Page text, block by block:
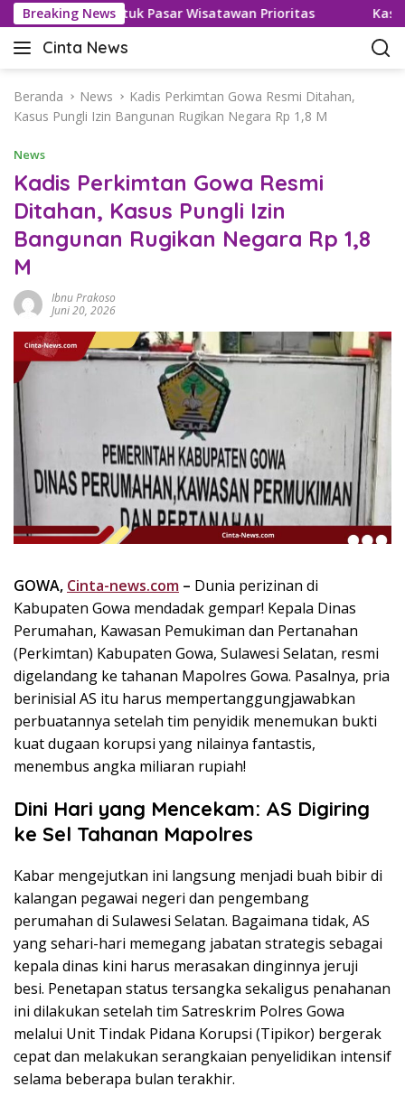
a
Breaking News
Visa untuk Pasar Wisatawan Prioritas Kasus
Cinta News
C
n
t
N
e
w
s
–
r
T
i
,
e
h
I
n
s
p
i
a
s
i
Beranda News
Kadis Perkimtan Gowa Resmi Ditahan,
Kasus Pungli Izin Bangunan Rugikan Negara Rp 1,8 M
News
Kadis Perkimtan Gowa Resmi
Ditahan, Kasus Pungli Izin
Bangunan Rugikan Negara Rp 1,8
M
Ibnu Prakoso
Juni 20, 2026
GOWA, Cinta-news.com – Dunia perizinan di
Kabupaten Gowa mendadak gempar! Kepala Dinas
Perumahan, Kawasan Pemukiman dan Pertanahan
(Perkimtan) Kabupaten Gowa, Sulawesi Selatan, resmi
digelandang ke tahanan Mapolres Gowa. Pasalnya, pria
berinisial AS itu harus mempertanggungjawabkan
perbuatannya setelah tim penyidik menemukan bukti
kuat dugaan korupsi yang nilainya fantastis,
menembus angka miliaran rupiah!
Dini Hari yang Mencekam: AS Digiring
ke Sel Tahanan Mapolres
Kabar mengejutkan ini langsung menjadi buah bibir di
kalangan pegawai negeri dan pengembang
perumahan di Sulawesi Selatan. Bagaimana tidak, AS
yang sehari-hari memegang jabatan strategis sebagai
kepala dinas kini harus merasakan dinginnya jeruji
besi. Penetapan status tersangka sekaligus penahanan
ini dilakukan setelah tim Satreskrim Polres Gowa
melalui Unit Tindak Pidana Korupsi (Tipikor) bergerak
cepat dan melakukan serangkaian penyelidikan intensif
selama beberapa bulan terakhir.